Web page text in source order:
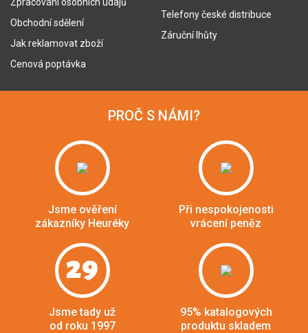
Obchodní sdělení
Jak reklamovat zboží
Cenová poptávka
Telefony české distribuce
Záruční lhůty
PROČ S NÁMI?
Jsme ověření
zákazníky Heuréky
Při nespokojenosti
vrácení peněz
29
Jsme tady už
od roku 1997
95% katalogových
produktu skladem